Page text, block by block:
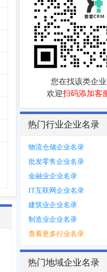
您在找该类企
欢迎扫码添加客
热门行业企业名录
物流仓储企业名录
批发零售企业名录
金融业企业名录
IT互联网企业名录
建筑业企业名录
制造业企业名录
查看更多行业名录
热门地域企业名录